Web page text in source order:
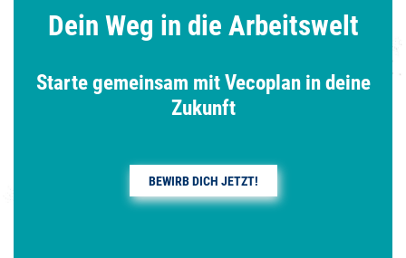
Dein Weg in die Arbeitswelt
Starte gemeinsam mit Vecoplan in deine
Zukunft
BEWIRB DICH JETZT!